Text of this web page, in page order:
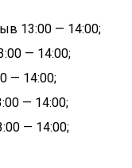
13:00 — 14:00;
— 14:00;
— 14:00;
— 14:00;
— 14:00;